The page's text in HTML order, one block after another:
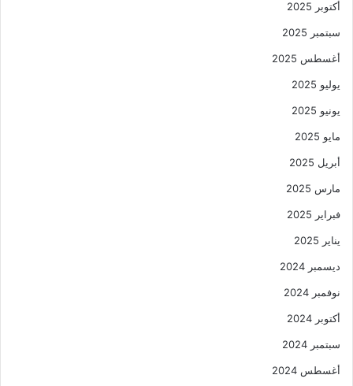
أكتوبر 2025
سبتمبر 2025
أغسطس 2025
يوليو 2025
يونيو 2025
مايو 2025
أبريل 2025
مارس 2025
فبراير 2025
يناير 2025
ديسمبر 2024
نوفمبر 2024
أكتوبر 2024
سبتمبر 2024
أغسطس 2024